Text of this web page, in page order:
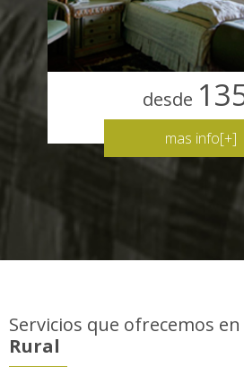
desde
mas info[+]
Servicios que ofrecemos
Rural